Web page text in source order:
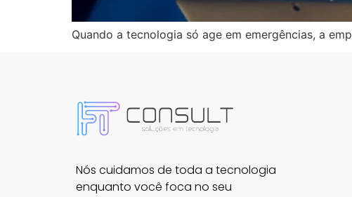
Quando a tecnologia só age em emergências, a
Nós cuidamos de toda a tecnologia
enquanto você foca no seu